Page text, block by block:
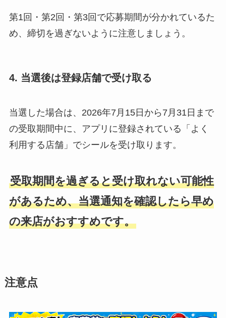
第1回・第2回・第3回で応募期間が分かれているた
め、締切を過ぎないように注意しましょう。
4. 当選後は登録店舗で受け取る
当選した場合は、2026年7月15日から7月31日まで
の受取期間中に、アプリに登録されている「よく
利用する店舗」でシールを受け取ります。
受取期間を過ぎると受け取れない可能性
があるため、当選通知を確認したら早め
の来店がおすすめです。
注意点